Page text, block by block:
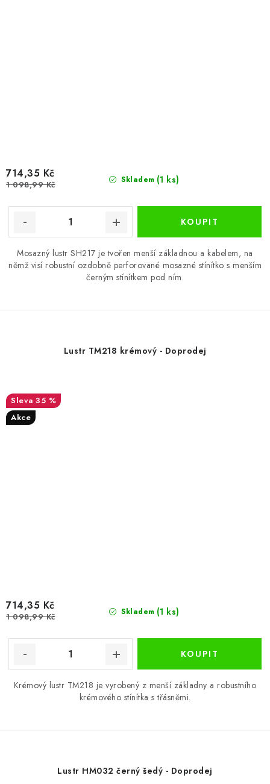
Skladem (1 ks)
714,35 Kč
1 098,99 Kč
Mosazný lustr SH217 je tvořen menší základnou a kabelem, na
němž visí robustní ozdobně perforované mosazné stínítko s menším
černým stínítkem pod ním.
Lustr TM218 krémový - Doprodej
35 %
Akce
Skladem (1 ks)
714,35 Kč
1 098,99 Kč
Krémový lustr TM218 je vyrobený z menší základny a robustního
krémového stínítka s třásněmi.
Lustr HM032 černý šedý - Doprodej